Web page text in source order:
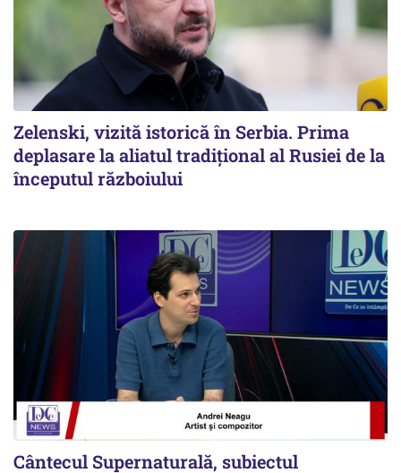
Zelenski, vizită istorică în Serbia. Prima
deplasare la aliatul tradițional al Rusiei de la
începutul războiului
Cântecul Supernaturală, subiectul